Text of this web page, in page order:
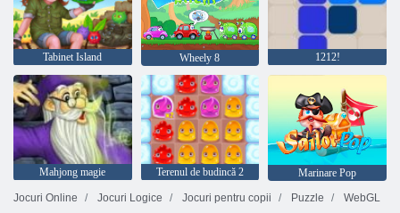
Tabinet Island Wheely 8 1212!
Mahjong magie Terenul de budincă 2
Marinare Pop
Jocuri Online
Jocuri Logice Jocuri pentru copii Puzzle WebGL